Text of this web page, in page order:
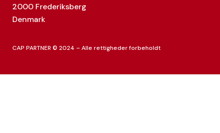
2000 Frederiksberg
Denmark
CAP PARTNER © 2024 – Alle rettigheder forbeholdt